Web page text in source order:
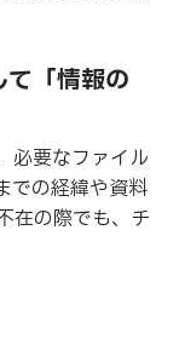
「情報の
必要なファイル
での経緯や資料
在の際でも、チ